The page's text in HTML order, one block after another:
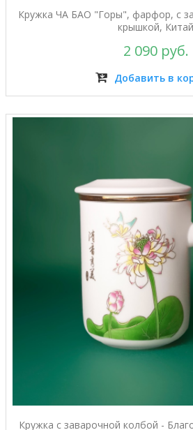
Кружка ЧА БАО "Горы", фарфор, с
крышкой, Китай
2 090 руб.
Добавить в
Кружка с заварочной колбой -